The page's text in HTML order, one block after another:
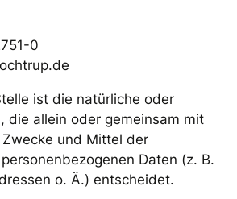
0
ist die natürliche oder
die allein oder gemeinsam mit
und Mittel der
Daten (z. B.
o. Ä.) entscheidet.